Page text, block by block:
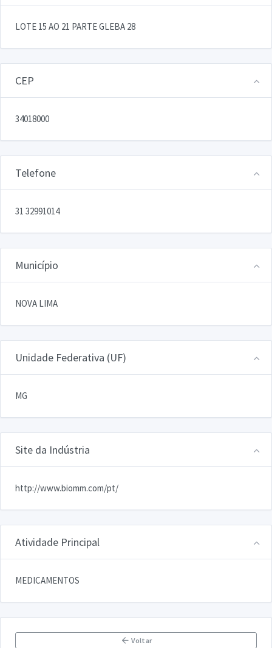
LOTE 15 AO 21 PARTE GLEBA 28
CEP
34018000
Telefone
31 32991014
Município
NOVA LIMA
Unidade Federativa (UF)
MG
Site da Indústria
http://www.biomm.com/pt/
Atividade Principal
MEDICAMENTOS
Voltar